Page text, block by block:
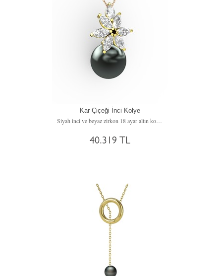
Kar Çiçeği İnci Kolye
Siyah inci ve beyaz zirkon 18 ayar altın kolye (40 cm rose altın rolo zincir)
40.319 TL